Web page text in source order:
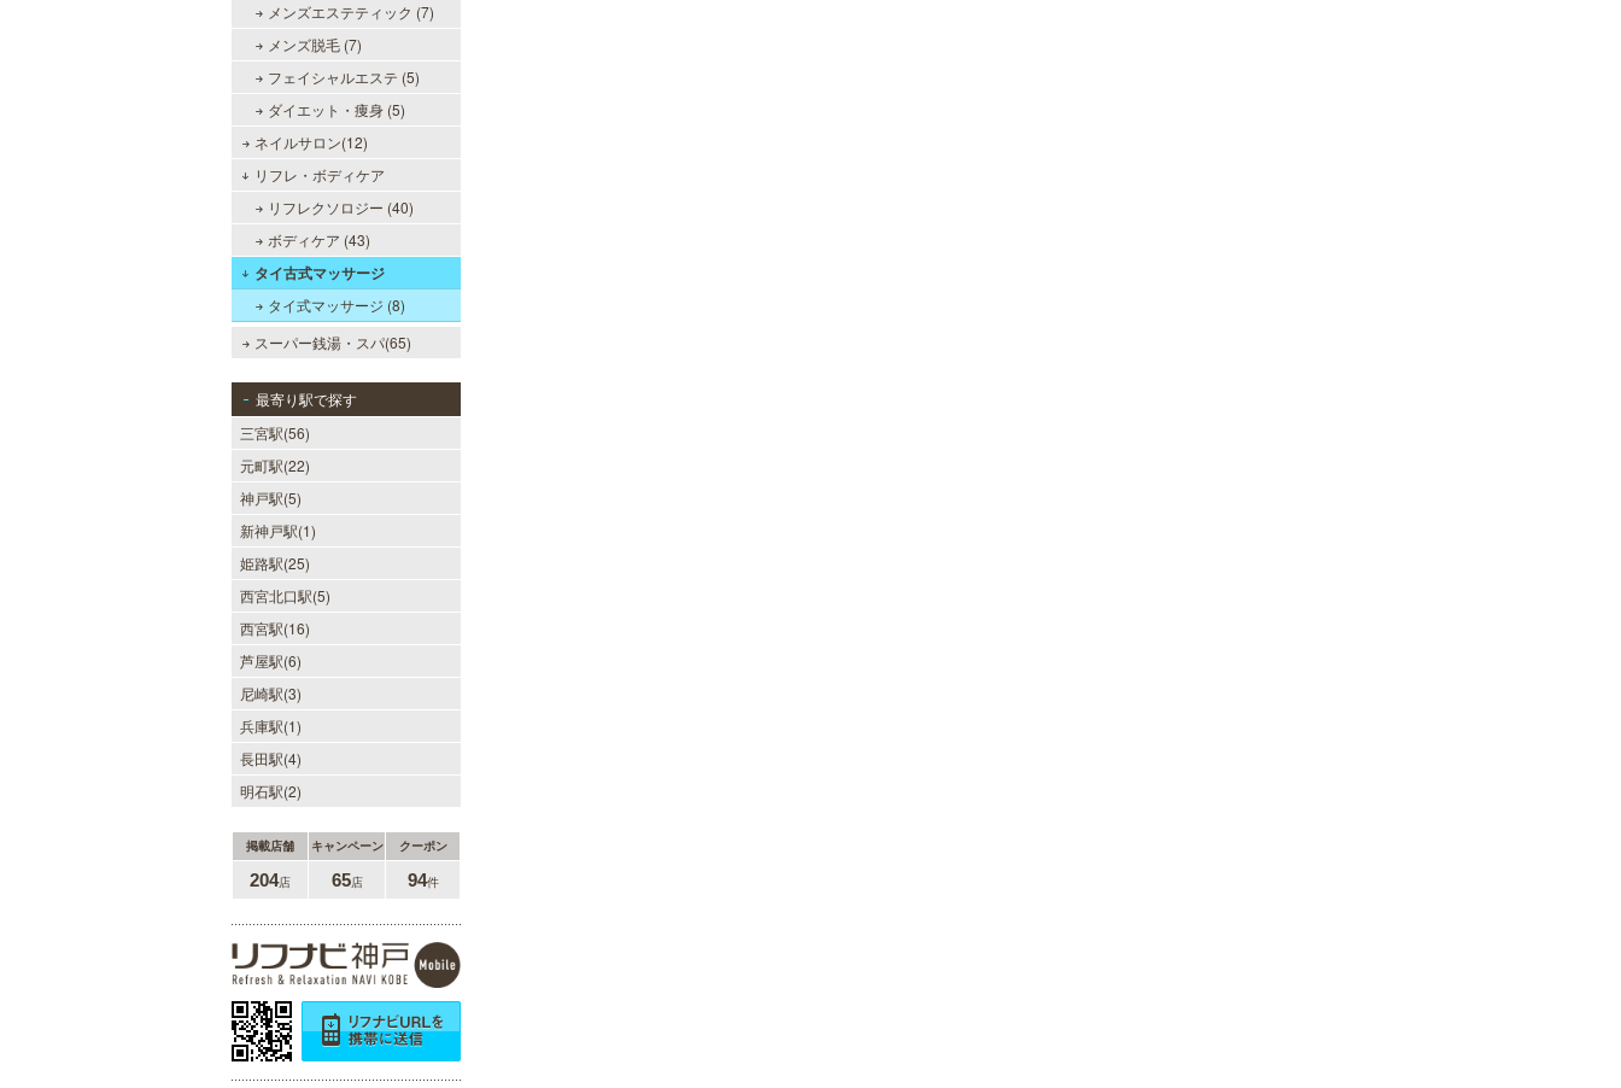
メンズエステティック (7)
メンズ脱毛 (7)
フェイシャルエステ (5)
ダイエット・痩身 (5)
ネイルサロン(12)
リフレ・ボディケア
リフレクソロジー (40)
ボディケア (43)
タイ古式マッサージ
タイ式マッサージ (8)
スーパー銭湯・スパ(65)
最寄り駅で探す
三宮駅(56)
元町駅(22)
神戸駅(5)
新神戸駅(1)
姫路駅(25)
西宮北口駅(5)
西宮駅(16)
芦屋駅(6)
尼崎駅(3)
兵庫駅(1)
長田駅(4)
明石駅(2)
掲載店舗 キャンペーン クーポン
204店 65店 94件